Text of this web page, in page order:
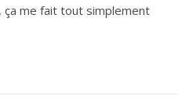
ça me fait tout simplement